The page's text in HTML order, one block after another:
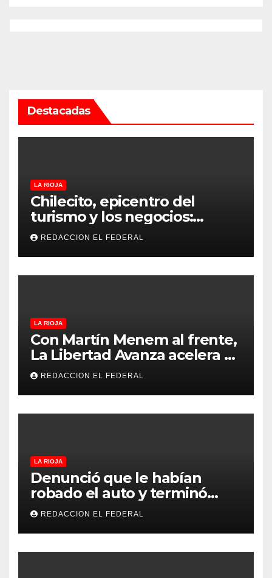
Destacadas
LA RIOJA
Chilecito, epicentro del
turismo y los negocios:
arranca la Expo que promete
revolucionar la economía
regional en un evento sin
precedentes en La Rioja
REDACCION EL FEDERAL
LA RIOJA
Con Martín Menem al frente,
La Libertad Avanza acelera su
despliegue en La Rioja y
desembarcó en Aimogasta
REDACCION EL FEDERAL
LA RIOJA
Denunció que le habían
robado el auto y terminó
confesando que su hermano
lo empeñó por drogas
REDACCION EL FEDERAL